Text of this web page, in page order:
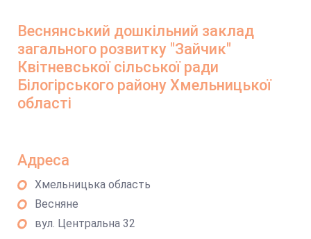
Веснянський дошкільний заклад
загального розвитку "Зайчик"
Квітневської сільської ради
Білогірського району Хмельницької
області
Адреса
Хмельницька область
Весняне
вул. Центральна 32